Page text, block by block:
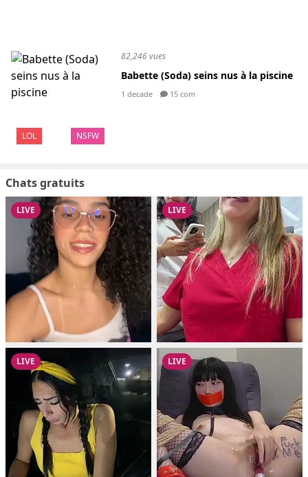
LOL NSFW
82,246 vues
Babette (Soda) seins nus à la piscine
1 decade 15 com
Chats gratuits